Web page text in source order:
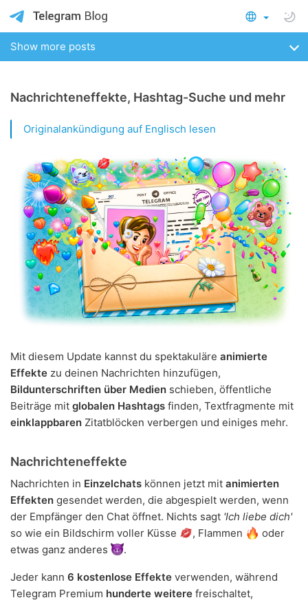
Show more posts
Nachrichteneffekte, Hashtag-Suche und mehr
Originalankündigung auf Englisch lesen
Mit diesem Update kannst du spektakuläre animierte
Effekte zu deinen Nachrichten hinzufügen,
Bildunterschriften über Medien schieben, öffentliche
Beiträge mit globalen Hashtags finden, Textfragmente mit
einklappbaren Zitatblöcken verbergen und einiges mehr.
Nachrichteneffekte
Nachrichten in Einzelchats können jetzt mit animierten
Effekten gesendet werden, die abgespielt werden, wenn
der Empfänger den Chat öffnet. Nichts sagt 'Ich liebe dich'
so wie ein Bildschirm voller Küsse
, Flammen
oder
etwas ganz anderes
.
Jeder kann 6 kostenlose Effekte verwenden, während
Telegram Premium hunderte weitere freischaltet,